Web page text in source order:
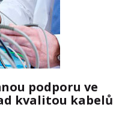
podporu ve
kvalitou kabelů